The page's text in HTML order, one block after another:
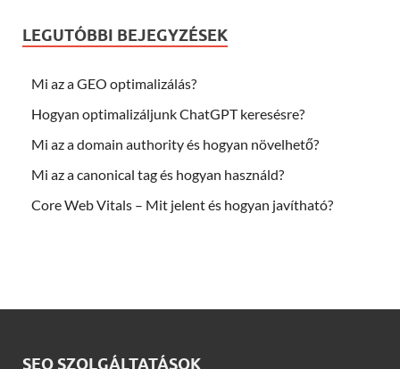
LEGUTÓBBI BEJEGYZÉSEK
Mi az a GEO optimalizálás?
Hogyan optimalizáljunk ChatGPT keresésre?
Mi az a domain authority és hogyan növelhető?
Mi az a canonical tag és hogyan használd?
Core Web Vitals – Mit jelent és hogyan javítható?
SEO SZOLGÁLTATÁSOK